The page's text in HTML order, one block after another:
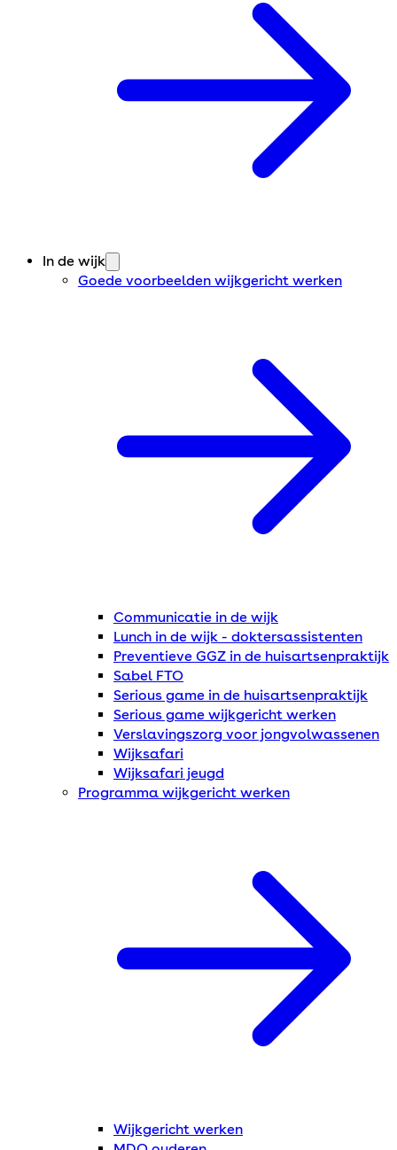
In de wijk
Goede voorbeelden wijkgericht werken
Communicatie in de wijk
Lunch in de wijk - doktersassistenten
Preventieve GGZ in de huisartsenpraktijk
Sabel FTO
Serious game in de huisartsenpraktijk
Serious game wijkgericht werken
Verslavingszorg voor jongvolwassenen
Wijksafari
Wijksafari jeugd
Programma wijkgericht werken
Wijkgericht werken